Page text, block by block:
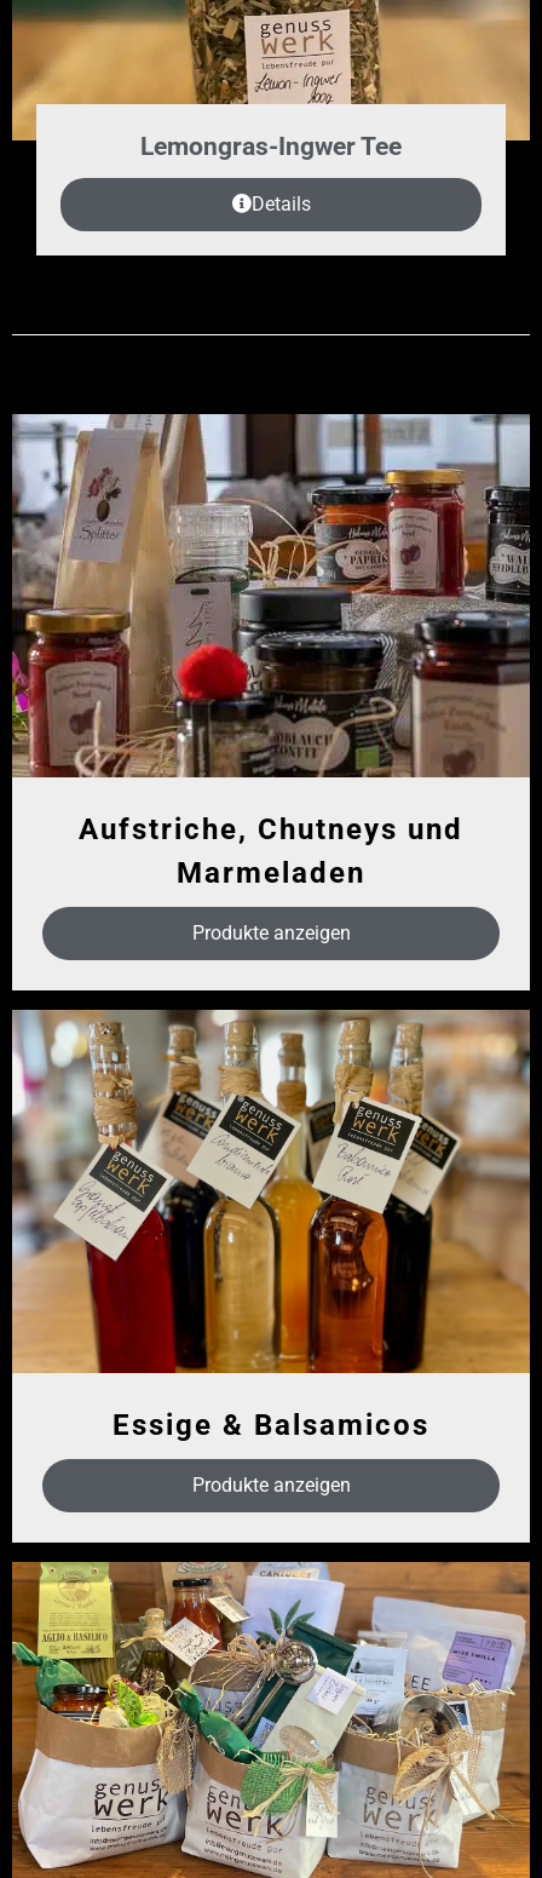
Lemongras-Ingwer Tee
Details
Aufstriche, Chutneys und
Marmeladen
Produkte anzeigen
Essige & Balsamicos
Produkte anzeigen